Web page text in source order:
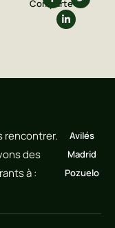
Comparte:
rencontrer.
des
à :
Avilés
Madrid
Pozuelo